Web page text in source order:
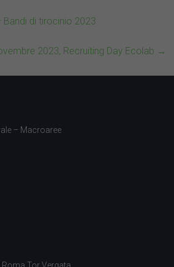
di tirocinio 2023
2023, Recruiting Day Ecolab →
– Macroaree